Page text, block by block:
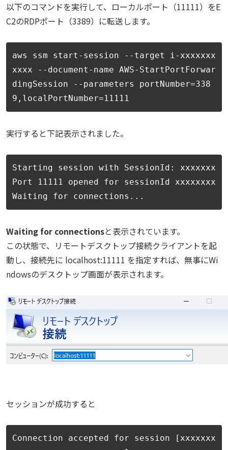
以下のコマンドを実行して、ローカルポート（11111）をE
C2のRDPポート（3389）に転送します。
aws ssm start-session --target i-xxxxxxx
xxxx --document-name AWS-StartPortForwar
dingSession --parameters portNumber=338
9,localPortNumber=11111
実行すると下記表示されました。
Starting session with SessionId:
Port 11111 opened for sessionId
Waiting for connectionsと表示されています。
この状態で、リモートデスクトップ接続クライアントを起
動し、接続先に localhost:11111 を指定すれば、無事にWi
ndowsのデスクトップ画面が表示されます。
セッションが成功すると
Connection accepted for session [xxxxxxx